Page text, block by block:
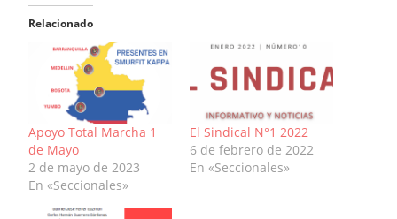
Relacionado
Apoyo Total Marcha 1
de Mayo
2 de mayo de 2023
En «Seccionales»
El Sindical N°1 2022
6 de febrero de 2022
En «Seccionales»